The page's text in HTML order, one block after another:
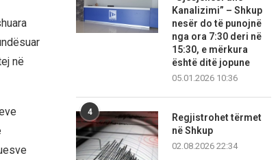
në
Kanalizimi” – Shkup
nesër do të punojnë
nga ora 7:30 deri në
15:30, e mërkura
është ditë jopune
05.01.2026 10:36
4
Regjistrohet tërmet
në Shkup
02.08.2026 22:34